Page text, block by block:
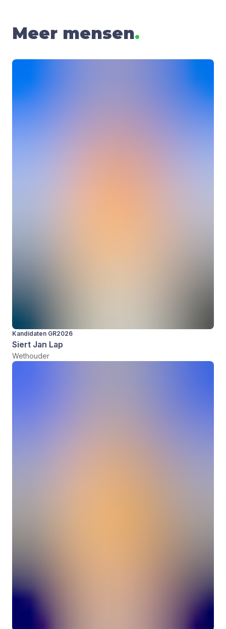
Meer mensen.
Kandidaten GR2026
Siert Jan Lap
Wethouder